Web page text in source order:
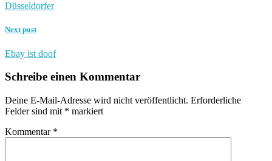
Düsseldorfer
Next post
Ebay ist doof
Schreibe einen Kommentar
Deine E-Mail-Adresse wird nicht veröffentlicht. Erforderliche
Felder sind mit * markiert
Kommentar *